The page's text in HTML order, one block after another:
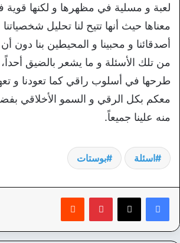
لعبة و مسلية في مظهرها و لكنها قوية
معناها حيث أنها تتيح لنا تحليل
أصدقائنا و محبينا و المحيطين بنا
من تلك الأسئلة و ما يشعر بالضيق أحداً،
طرحها في أسلوب راقي كما تعودنا و
معكم بكل الرقي و السمو الأخلاقي
منه علينا جميعاً.
اسئلة بوستات
بينتيريست